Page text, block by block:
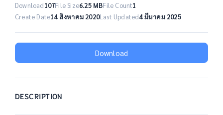
Download107File Size6.25 MBFile Count1
Create Date14 สิงหาคม 2020Last Updated4 มีนาคม 2025
Download
DESCRIPTION